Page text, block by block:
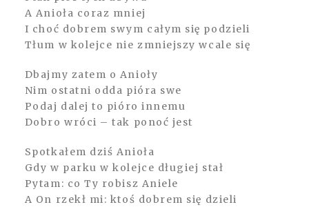
A Anioła coraz mniej
I choć dobrem swym całym się podzieli
Tłum w kolejce nie zmniejszy wcale się
Dbajmy zatem o Anioły
Nim ostatni odda pióra swe
Podaj dalej to pióro innemu
Dobro wróci – tak ponoć jest
Spotkałem dziś Anioła
Gdy w parku w kolejce długiej stał
Pytam: co Ty robisz Aniele
A On rzekł mi: ktoś dobrem się dzieli